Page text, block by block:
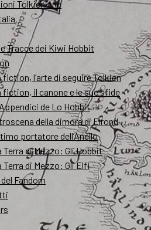
Tolkieniane
Tracce dei Kiwi Hobbit
fiction, l’arte di seguire Tolkien
fiction, il canone e le sue sfide
de Lo Hobbit
della dimora di Elrond
portatore dell’Anello
Terra di Mezzo: Gli Hobbit
Terra di Mezzo: Gli Elfi
Fandom